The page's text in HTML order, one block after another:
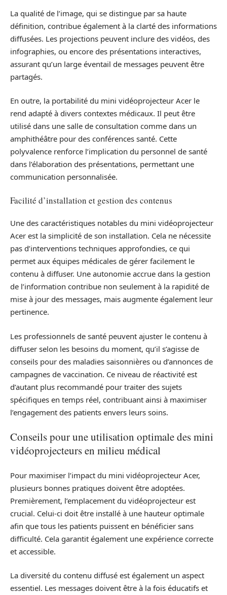
La qualité de l’image, qui se distingue par sa haute
définition, contribue également à la clarté des informations
diffusées. Les projections peuvent inclure des vidéos, des
infographies, ou encore des présentations interactives,
assurant qu’un large éventail de messages peuvent être
partagés.
En outre, la portabilité du mini vidéoprojecteur Acer le
rend adapté à divers contextes médicaux. Il peut être
utilisé dans une salle de consultation comme dans un
amphithéâtre pour des conférences santé. Cette
polyvalence renforce l’implication du personnel de santé
dans l’élaboration des présentations, permettant une
communication personnalisée.
Facilité d’installation et gestion des contenus
Une des caractéristiques notables du mini vidéoprojecteur
Acer est la simplicité de son installation. Cela ne nécessite
pas d’interventions techniques approfondies, ce qui
permet aux équipes médicales de gérer facilement le
contenu à diffuser. Une autonomie accrue dans la gestion
de l’information contribue non seulement à la rapidité de
mise à jour des messages, mais augmente également leur
pertinence.
Les professionnels de santé peuvent ajuster le contenu à
diffuser selon les besoins du moment, qu’il s’agisse de
conseils pour des maladies saisonnières ou d’annonces de
campagnes de vaccination. Ce niveau de réactivité est
d’autant plus recommandé pour traiter des sujets
spécifiques en temps réel, contribuant ainsi à maximiser
l’engagement des patients envers leurs soins.
Conseils pour une utilisation optimale des mini
vidéoprojecteurs en milieu médical
Pour maximiser l’impact du mini vidéoprojecteur Acer,
plusieurs bonnes pratiques doivent être adoptées.
Premièrement, l’emplacement du vidéoprojecteur est
crucial. Celui-ci doit être installé à une hauteur optimale
afin que tous les patients puissent en bénéficier sans
difficulté. Cela garantit également une expérience correcte
et accessible.
La diversité du contenu diffusé est également un aspect
essentiel. Les messages doivent être à la fois éducatifs et